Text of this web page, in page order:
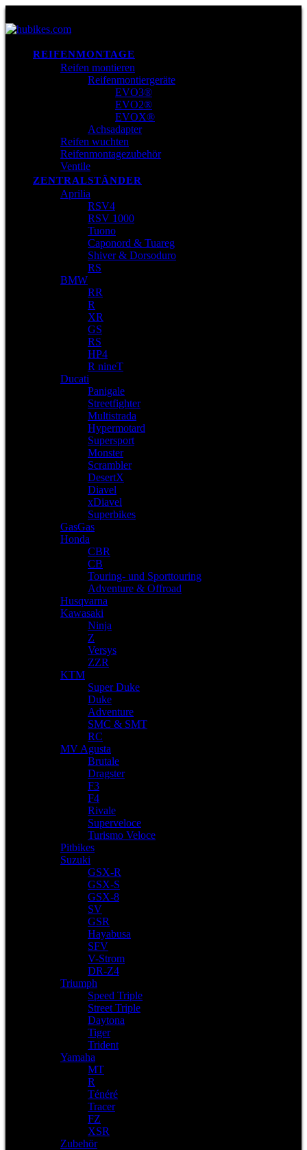
REIFENMONTAGE
Reifen montieren
Reifenmontiergeräte
EVO3®
EVO2®
EVOX®
Achsadapter
Reifen wuchten
Reifenmontagezubehör
Ventile
ZENTRALSTÄNDER
Aprilia
RSV4
RSV 1000
Tuono
Caponord & Tuareg
Shiver & Dorsoduro
RS
BMW
RR
R
XR
GS
RS
HP4
R nineT
Ducati
Panigale
Streetfighter
Multistrada
Hypermotard
Supersport
Monster
Scrambler
DesertX
Diavel
xDiavel
Superbikes
GasGas
Honda
CBR
CB
Touring- und Sporttouring
Adventure & Offroad
Husqvarna
Kawasaki
Ninja
Z
Versys
ZZR
KTM
Super Duke
Duke
Adventure
SMC & SMT
RC
MV Agusta
Brutale
Dragster
F3
F4
Rivale
Superveloce
Turismo Veloce
Pitbikes
Suzuki
GSX-R
GSX-S
GSX-8
SV
GSR
Hayabusa
SFV
V-Strom
DR-Z4
Triumph
Speed Triple
Street Triple
Daytona
Tiger
Trident
Yamaha
MT
R
Ténéré
Tracer
FZ
XSR
Zubehör